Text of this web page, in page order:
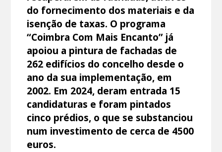
do fornecimento dos materiais e da
isenção de taxas. O programa
“Coimbra Com Mais Encanto” já
apoiou a pintura de fachadas de
262 edifícios do concelho desde o
ano da sua implementação, em
2002. Em 2024, deram entrada 15
candidaturas e foram pintados
cinco prédios, o que se substanciou
num investimento de cerca de 4500
euros.